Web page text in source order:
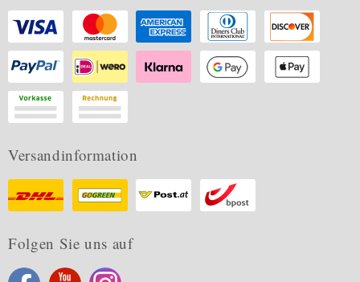
Versandinformation
Folgen Sie uns auf